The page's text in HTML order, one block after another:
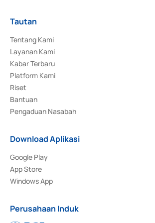
Tautan
Tentang Kami
Layanan Kami
Kabar Terbaru
Platform Kami
Riset
Bantuan
Pengaduan Nasabah
Download Aplikasi
Google Play
App Store
Windows App
Perusahaan Induk